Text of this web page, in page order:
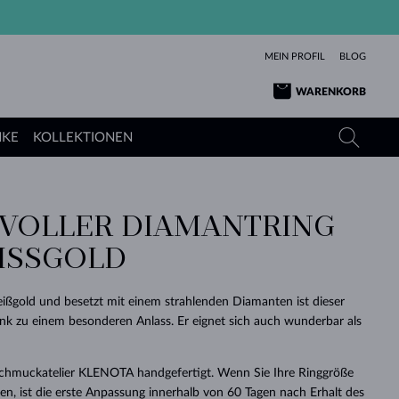
MEIN PROFIL BLOG
WARENKORB
RICHTIGEN
DURCHSEHEN
LIEBE
DURCHSEHEN
GELBGOLD
ROSÉGOLD
ANGEBOT
DURCHSEHEN
TANSANITE
TOPASE
TURMALINE
MOLDAVITESCHÖN
DURCHSEHEN
TURMALINE
MOLDAVITE
MINERALKETTEN
PERLEN ANHÄNGER
SIMPLEN
DINGE
ARMBÄNDER
DURCHSEHEN
PERLEN
DURCHSEHEN
SAPHIRE
SMARAGDE
MOLDAVITE
MINERALIEN
KLENOTA
DURCHSEHEN
SCHENKEN
DURCHSEHEN
KOLLEKTIONEN
KOLLEKTIONEN
DURCHSEHEN
DIAMANTRING
und besetzt mit einem strahlenden Diamanten ist dieser
zu einem besonderen Anlass. Er eignet sich auch wunderbar als
KLENOTA handgefertigt. Wenn Sie Ihre Ringgröße
ist die erste Anpassung innerhalb von 60 Tagen nach Erhalt des